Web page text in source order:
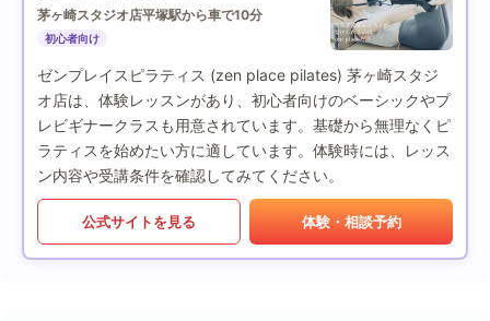
茅ヶ崎スタジオ店平塚駅から車で10分
初心者向け
ゼンプレイスピラティス (zen place pilates) 茅ヶ崎スタジ
オ店は、体験レッスンがあり、初心者向けのベーシックやプ
レビギナークラスも用意されています。基礎から無理なくピ
ラティスを始めたい方に適しています。体験時には、レッス
ン内容や受講条件を確認してみてください。
公式サイトを見る 体験・相談予約